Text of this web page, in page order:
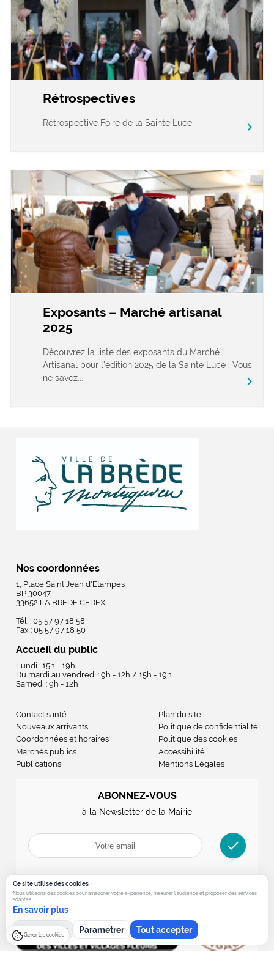
Rétrospectives
Rétrospective Foire de la Sainte Luce chevron_right
Exposants – Marché artisanal
2025
Découvrez la liste des exposants du Marché
Artisanal pour l’édition 2025 de la Sainte Luce : Vous
ne savez...
chevron_right
Nos coordonnées
1, Place Saint Jean d'Etampes
BP 30047
33652 LA BREDE CEDEX
Tél. : 05 57 97 18 58
Fax : 05 57 97 18 50
Accueil du public
Lundi : 15h - 19h
Du mardi au vendredi : 9h - 12h / 15h - 19h
Samedi : 9h - 12h
Contact santé
Nouveaux arrivants
Coordonnées et horaires
Marchés publics
Publications
Plan du site
Politique de confidentialité
Politique des cookies
Accessibilité
Mentions Légales
ABONNEZ-VOUS
à la Newsletter de la Mairie
check
Ce site utilise des cookies
Nous utilisons des cookies pour ameliorer votre experience, mesurer l’audience et proposer des services
adaptes.
En savoir plus
Tout refuser Parametrer Tout accepter
Gérer les cookies